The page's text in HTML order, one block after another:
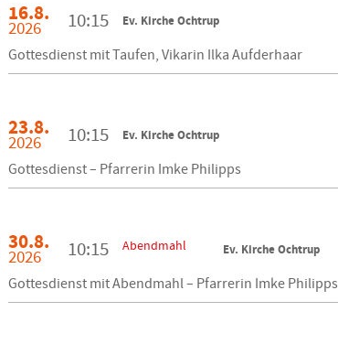
16.8.
2026 10:15 Ev. Kirche Ochtrup
Gottesdienst mit Taufen, Vikarin Ilka Aufderhaar
23.8.
2026 10:15 Ev. Kirche Ochtrup
Gottesdienst – Pfarrerin Imke Philipps
30.8.
2026 10:15 Abendmahl Ev. Kirche Ochtrup
Gottesdienst mit Abendmahl – Pfarrerin Imke Philipps